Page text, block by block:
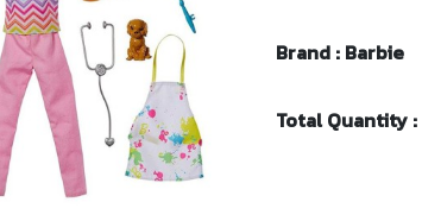
Brand : Barbie
Total Quantity